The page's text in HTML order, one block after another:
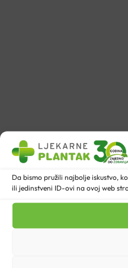
Da bismo pružili najbolje iskustvo,
ili jedinstveni ID-ovi na ovoj web